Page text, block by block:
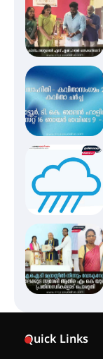
Quick Links